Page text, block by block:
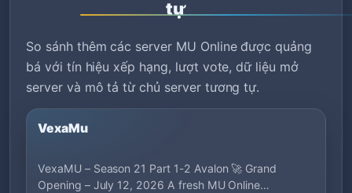
tự
So sánh thêm các server MU Online được quảng
bá với tín hiệu xếp hạng, lượt vote, dữ liệu mở
server và mô tả từ chủ server tương tự.
VexaMu
VexaMU – Season 21 Part 1-2 Avalon 🚀 Grand
Opening – July 12, 2026 A fresh MU Online